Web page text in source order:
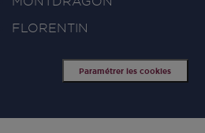
FLORENTIN
Paramétrer les cookies